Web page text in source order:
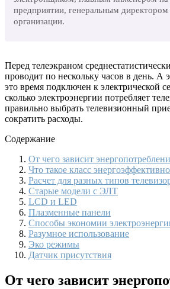
предприятии, генеральным директором
организации.
Перед телеэкраном
проводит по нескольку часов в день. А
это время подключен к электрической
сколько электроэнергии потребляет
правильно выбрать телевизионный
сократить расходы.
Содержание
От чего зависит
Что такое класс
Расчет для разных типов
Старые модели с ЭЛТ
LCD и LED
Плазменные панели
Способы экономии
Разумное использование
Эко режимы
Датчик присутствия
От чего зависит